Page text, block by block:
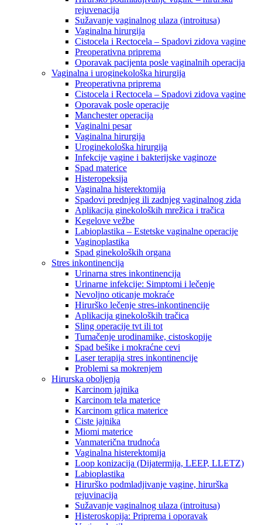
rejuvenacija
Sužavanje vaginalnog ulaza (introitusa)
Vaginalna hirurgija
Cistocela i Rectocela – Spadovi zidova vagine
Preoperativna priprema
Oporavak pacijenta posle vaginalnih operacija
Vaginalna i uroginekološka hirurgija
Preoperativna priprema
Cistocela i Rectocela – Spadovi zidova vagine
Oporavak posle operacije
Manchester operacija
Vaginalni pesar
Vaginalna hirurgija
Uroginekološka hirurgija
Infekcije vagine i bakterijske vaginoze
Spad materice
Histeropeksija
Vaginalna histerektomija
Spadovi prednjeg ili zadnjeg vaginalnog zida
Aplikacija ginekoloških mrežica i tračica
Kegelove vežbe
Labioplastika – Estetske vaginalne operacije
Vaginoplastika
Spad ginekoloških organa
Stres inkontinencija
Urinarna stres inkontinencija
Urinarne infekcije: Simptomi i lečenje
Nevoljno oticanje mokraće
Hirurško lečenje stres-inkontinencije
Aplikacija ginekoloških tračica
Sling operacije tvt ili tot
Tumačenje urodinamike, cistoskopije
Spad bešike i mokraćne cevi
Laser terapija stres inkontinencije
Problemi sa mokrenjem
Hirurska oboljenja
Karcinom jajnika
Karcinom tela materice
Karcinom grlica materice
Ciste jajnika
Miomi materice
Vanmaterična trudnoća
Vaginalna histerektomija
Loop konizacija (Dijatermija, LEEP, LLETZ)
Labioplastika
Hirurško podmladjivanje vagine, hirurška
rejuvinacija
Sužavanje vaginalnog ulaza (introitusa)
Histeroskopija: Priprema i oporavak